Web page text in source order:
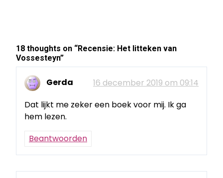
18 thoughts on “Recensie: Het litteken van
Vossesteyn”
Gerda
16 december 2019 om 09:14
Dat lijkt me zeker een boek voor mij. Ik ga
hem lezen.
Beantwoorden